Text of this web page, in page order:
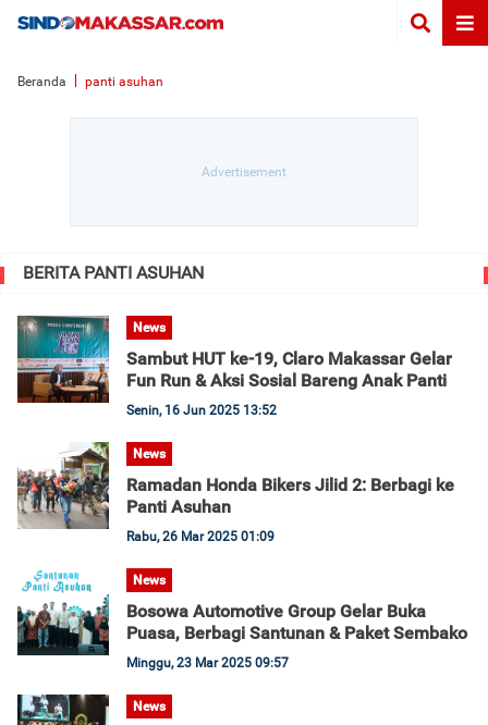
Beranda panti asuhan
BERITA PANTI ASUHAN
News
Sambut HUT ke-19, Claro Makassar Gelar
Fun Run & Aksi Sosial Bareng Anak Panti
Senin, 16 Jun 2025 13:52
News
Ramadan Honda Bikers Jilid 2: Berbagi ke
Panti Asuhan
Rabu, 26 Mar 2025 01:09
News
Bosowa Automotive Group Gelar Buka
Puasa, Berbagi Santunan & Paket Sembako
Minggu, 23 Mar 2025 09:57
News